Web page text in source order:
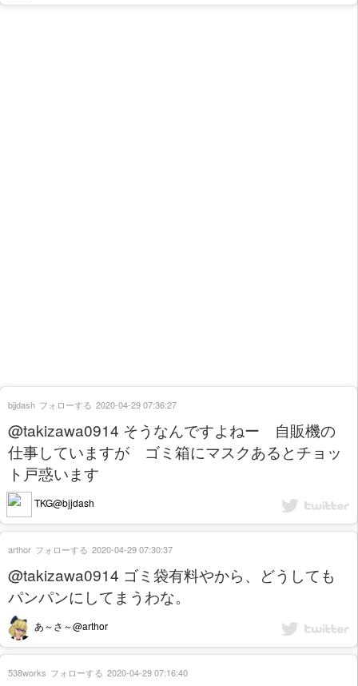
@takizawa0914 そうなんですよねー 自販機の
仕事していますが ゴミ箱にマスクあるとチョッ
ト戸惑います
TKG@bjjdash
bjjdash フォローする 2020-04-29 07:36:27
@takizawa0914 ゴミ袋有料やから、どうしても
パンパンにしてまうわな。
あ～さ～@arthor
arthor フォローする 2020-04-29 07:30:37
538works フォローする 2020-04-29 07:16:40